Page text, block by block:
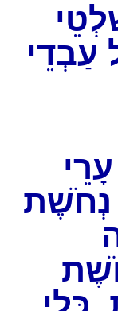
עַבְדֵי
נְחֹשֶׁת